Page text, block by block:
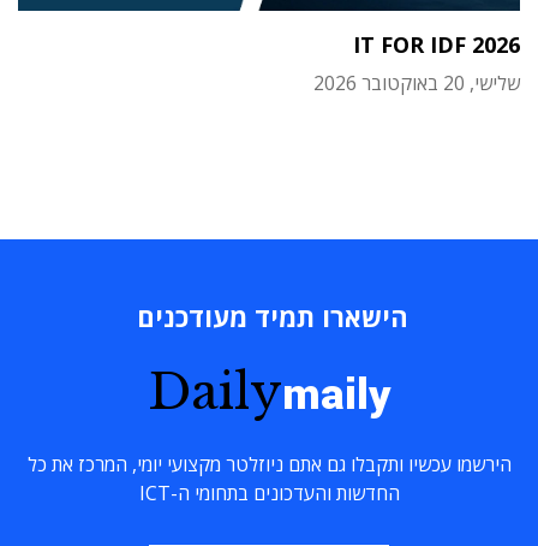
IT FOR IDF 2026
שלישי, 20 באוקטובר 2026
הישארו תמיד מעודכנים
Dailymaily
הירשמו עכשיו ותקבלו גם אתם ניוזלטר מקצועי יומי, המרכז את כל
החדשות והעדכונים בתחומי ה-ICT